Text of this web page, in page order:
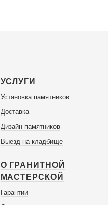
УСЛУГИ
Установка памятников
Доставка
Дизайн памятников
Выезд на кладбище
О ГРАНИТНОЙ
МАСТЕРСКОЙ
Гарантии